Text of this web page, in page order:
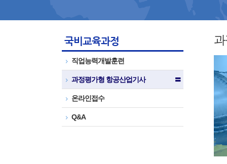
국비교육과정
직업능력개발훈련
과정평가형 항공산업기사 〓
온라인접수
Q&A